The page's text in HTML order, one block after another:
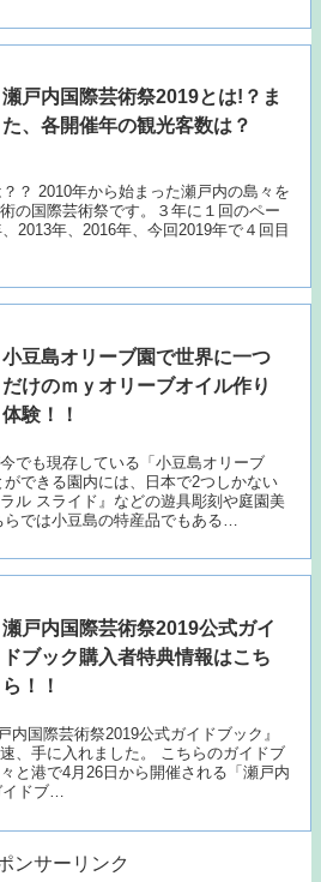
瀬戸内国際芸術祭2019とは!？ま
た、各開催年の観光客数は？
？ 2010年から始まった瀬戸内の島々を
の国際芸術祭です。３年に１回のペー
2013年、2016年、今回2019年で４回目
小豆島オリーブ園で世界に一つ
だけのｍｙオリーブオイル作り
体験！！
でも現存している「小豆島オリーブ
できる園内には、日本で2つしかない
ル スライド』などの遊具彫刻や庭園美
では小豆島の特産品でもある…
瀬戸内国際芸術祭2019公式ガイ
ドブック購入者特典情報はこち
ら！！
内国際芸術祭2019公式ガイドブック』
、手に入れました。 こちらのガイドブ
と港で4月26日から開催される「瀬戸内
ドブ…
ンサーリンク